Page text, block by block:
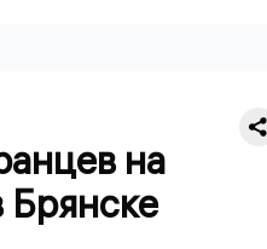
на
Брянске